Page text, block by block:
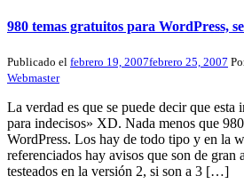
980 temas gratuitos para WordPress,
Publicado el febrero 19, 2007febrero 25, 2007
Webmaster
La verdad es que se puede decir que esta
para indecisos» XD. Nada menos que
WordPress. Los hay de todo tipo y en la
referenciados hay avisos que son de gran
testeados en la versión 2, si son a 3 […]